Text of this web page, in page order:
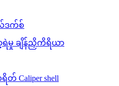
က်စ်
မှု ချိန်ညှိကိရိယာ
Caliper shell